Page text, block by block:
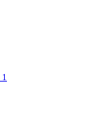
1